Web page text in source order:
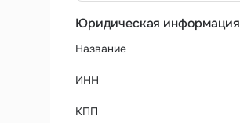
Юридическая информация
Название
ИНН
КПП